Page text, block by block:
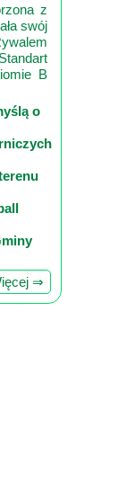
z
swój
B
o
⇒